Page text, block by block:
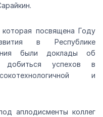
посвящена Году
в Республике
были доклады об
добиться успехов в
и
аплодисменты коллег